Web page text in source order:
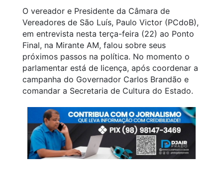
O vereador e Presidente da Câmara de
Vereadores de São Luís, Paulo Victor (PCdoB),
em entrevista nesta terça-feira (22) ao Ponto
Final, na Mirante AM, falou sobre seus
próximos passos na política. No momento o
parlamentar está de licença, após coordenar a
campanha do Governador Carlos Brandão e
comandar a Secretaria de Cultura do Estado.